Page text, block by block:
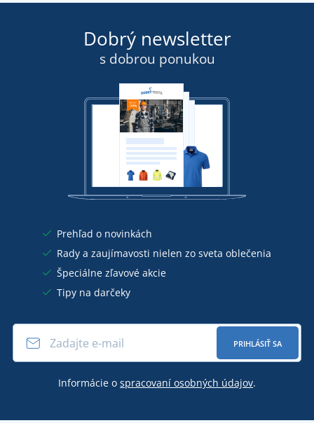
Dobrý newsletter
s dobrou ponukou
Prehľad o novinkách
Rady a zaujímavosti nielen zo sveta oblečenia
Špeciálne zľavové akcie
Tipy na darčeky
PRIHLÁSIŤ SA
Informácie o spracovaní osobných údajov.